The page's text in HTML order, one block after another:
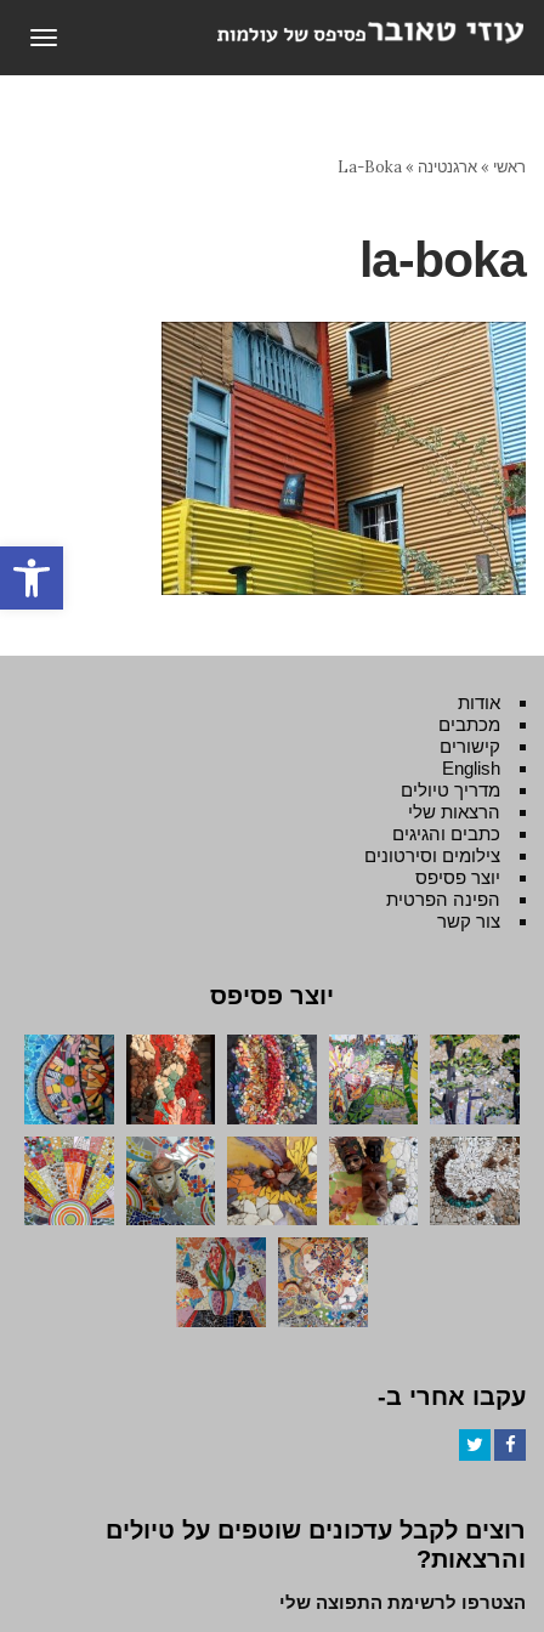
פתח
ראשי »ארגנטינה »
La-Boka
la-boka
אודות
מכתבים
קישורים
English
מדריך טיולים
הרצאות שלי
כתבים והגיגים
צילומים וסירטונים
יוצר פסיפס
הפינה הפרטית
צור קשר
יוצר פסיפס
עקבו אחרי ב-
רוצים לקבל עדכונים שוטפים על טיולים
והרצאות?
הצטרפו לרשימת התפוצה שלי